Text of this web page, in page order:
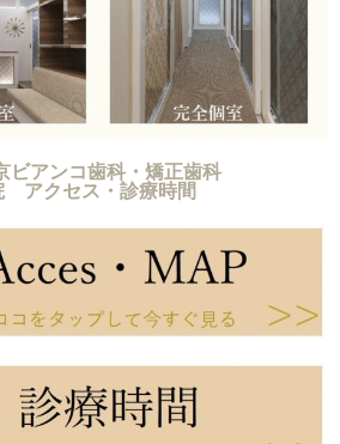
ビアンコ歯科・矯正歯科
アクセス・診療時間